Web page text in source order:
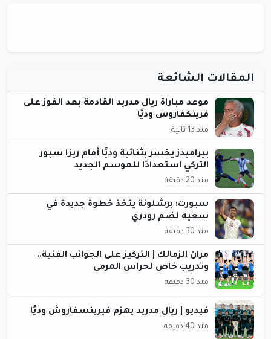
المقالات الشائعة
موعد مباراة ريال مدريد القادمة بعد الفوز على
فرينكفاروس وديًا
منذ 13 ثانية
بيراميدز يخسر بثنائية وديًا أمام ريزا سبور
التركي استعدادًا للموسم الجديد
منذ 20 دقيقة
سبورت: برشلونة يتخذ خطوة جديدة في
سعيه لضم رودري
منذ 30 دقيقة
مران الزمالك | التركيز على الجوانب الفنية..
وتدريب خاص لحراس المرمى
منذ 30 دقيقة
فيديو | ريال مدريد يهزم فيرينسفاروش وديًا
منذ 40 دقيقة